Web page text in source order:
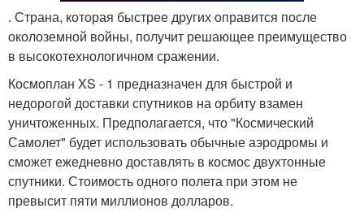
. Страна, которая быстрее других оправится после
околоземной войны, получит решающее преимущество
в высокотехнологичном сражении.
Космоплан XS - 1 предназначен для быстрой и
недорогой доставки спутников на орбиту взамен
уничтоженных. Предполагается, что "Космический
Самолет" будет использовать обычные аэродромы и
сможет ежедневно доставлять в космос двухтонные
спутники. Стоимость одного полета при этом не
превысит пяти миллионов долларов.